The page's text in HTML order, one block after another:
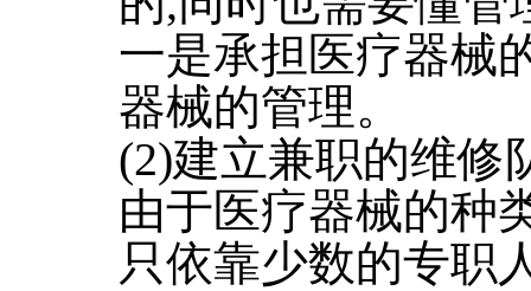
一是承担医疗器械
器械的管理。
(2)建立兼职的维修
由于医疗器械的种
只依靠少数的专职